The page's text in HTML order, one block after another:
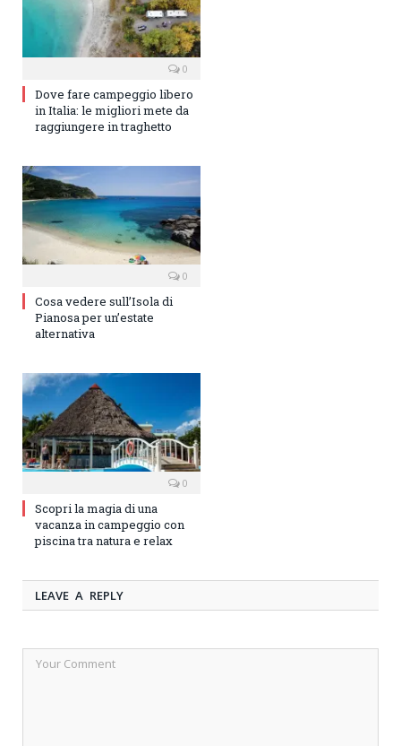
0
Dove fare campeggio libero
in Italia: le migliori mete da
raggiungere in traghetto
0
Cosa vedere sull’Isola di
Pianosa per un’estate
alternativa
0
Scopri la magia di una
vacanza in campeggio con
piscina tra natura e relax
LEAVE A REPLY